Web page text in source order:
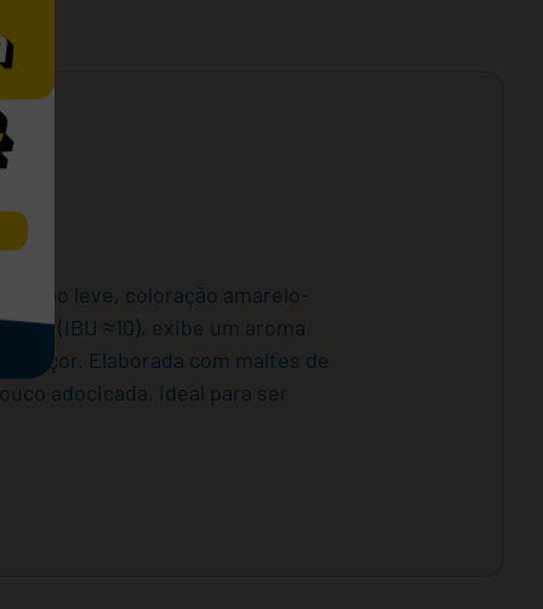
corpo leve, coloração amarelo-
(IBU ≈10), exibe um aroma
doçor. Elaborada com maltes de
adocicada, ideal para ser